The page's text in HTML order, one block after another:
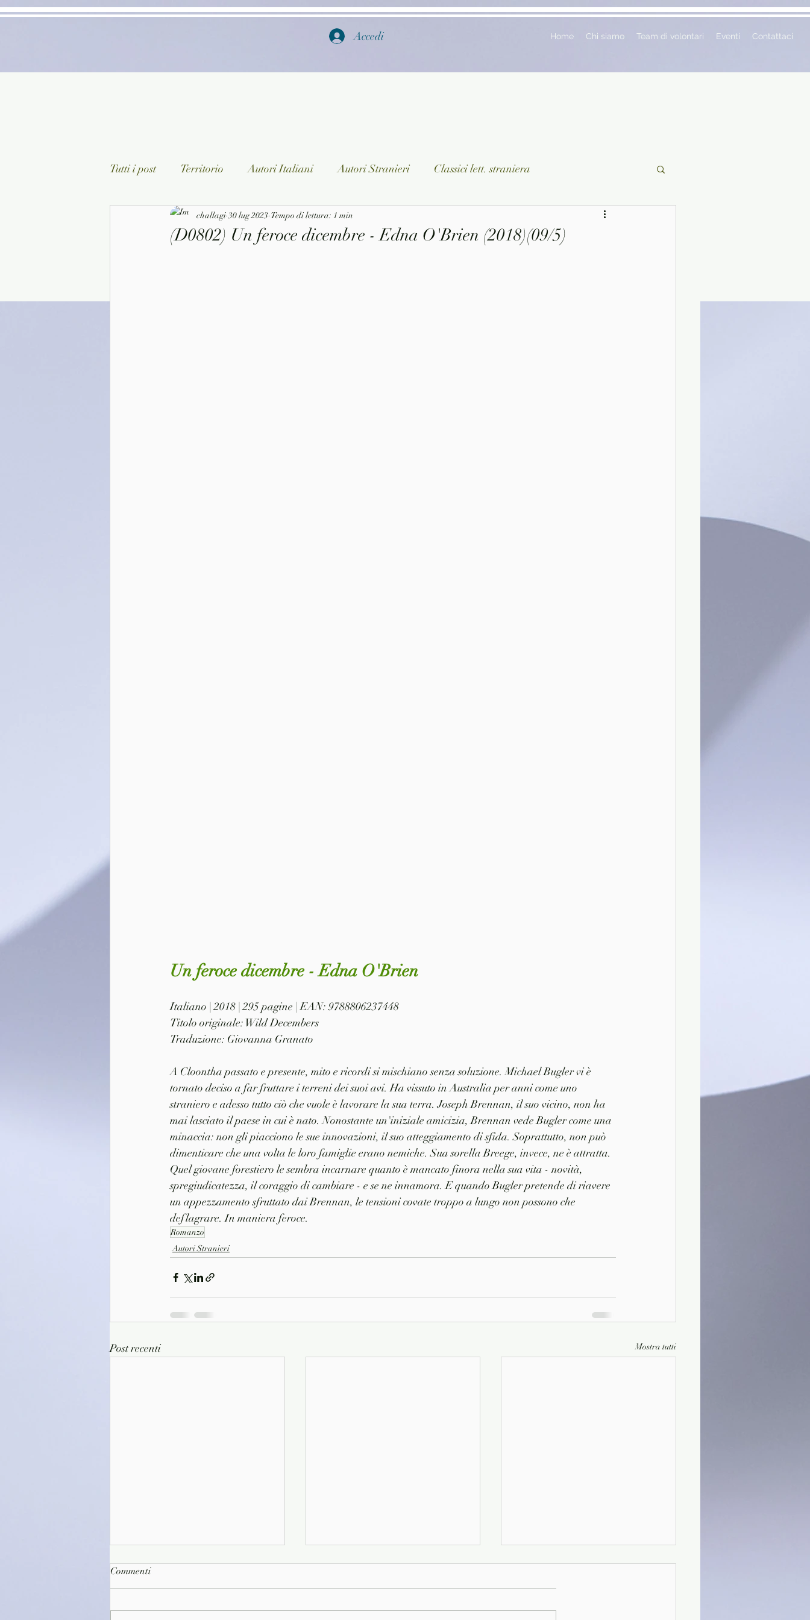
Accedi Home Chi siamo Team di volontari Eventi Contattaci
Tutti i post Territorio Autori Italiani Autori Stranieri Classici lett. straniera
Classici lett. italiana Saggistica Ragazzi
(D0802) Un feroce dicembre - Edna O'Brien (2018)(09/5)
challagi 30 lug 2023 Tempo di lettura: 1 min
Un feroce dicembre - Edna O'Brien
Italiano | 2018 | 295 pagine | EAN: 9788806237448
Titolo originale: Wild Decembers
Traduzione: Giovanna Granato
A Cloontha passato e presente, mito e ricordi si mischiano senza soluzione. Michael Bugler vi è
tornato deciso a far fruttare i terreni dei suoi avi. Ha vissuto in Australia per anni come uno
straniero e adesso tutto ciò che vuole è lavorare la sua terra. Joseph Brennan, il suo vicino, non ha
mai lasciato il paese in cui è nato. Nonostante un'iniziale amicizia, Brennan vede Bugler come una
minaccia: non gli piacciono le sue innovazioni, il suo atteggiamento di sfida. Soprattutto, non può
dimenticare che una volta le loro famiglie erano nemiche. Sua sorella Breege, invece, ne è attratta.
Quel giovane forestiero le sembra incarnare quanto è mancato finora nella sua vita - novità,
spregiudicatezza, il coraggio di cambiare - e se ne innamora. E quando Bugler pretende di riavere
un appezzamento sfruttato dai Brennan, le tensioni covate troppo a lungo non possono che
deflagrare. In maniera feroce.
Romanzo
Autori Stranieri
Post recenti Mostra tutti
Commenti